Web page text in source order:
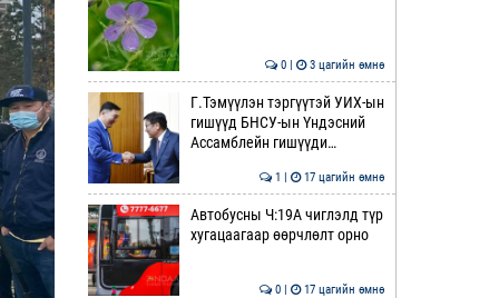
0 | 3 цагийн өмнө
Г.Тэмүүлэн тэргүүтэй УИХ-ын
гишүүд БНСУ-ын Үндэсний
Ассамблейн гишүүди…
1 | 17 цагийн өмнө
Автобусны Ч:19А чиглэлд түр
хугацаагаар өөрчлөлт орно
0 | 17 цагийн өмнө